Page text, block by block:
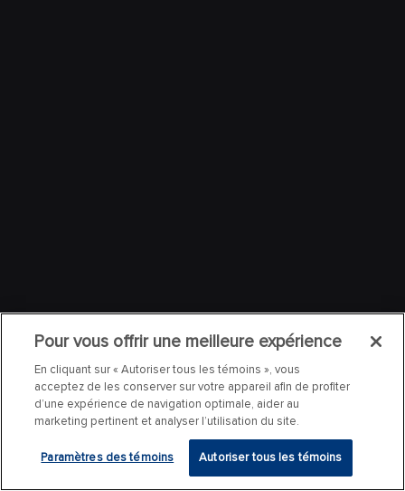
Pour vous offrir une meilleure expérience
En cliquant sur « Autoriser tous les témoins », vous
acceptez de les conserver sur votre appareil afin de profiter
d’une expérience de navigation optimale, aider au
marketing pertinent et analyser l’utilisation du site.
Paramètres des témoins Autoriser tous les témoins